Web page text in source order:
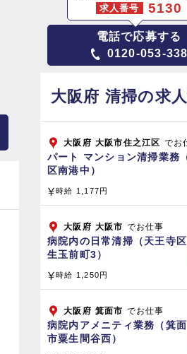
求人番号
5130
電話で応募する
0120-053-338
大阪府 清掃の求
大阪府 大阪市住之江区 でお
パート マンション清掃業務
区南港中）
時給 1,177円
大阪府 大阪市 でお仕事
病院内の日常清掃（天王寺区
生玉前町3）
時給 1,250円
大阪府 箕面市 でお仕事
病院内アメニティ業務（箕面
市粟生間谷西）